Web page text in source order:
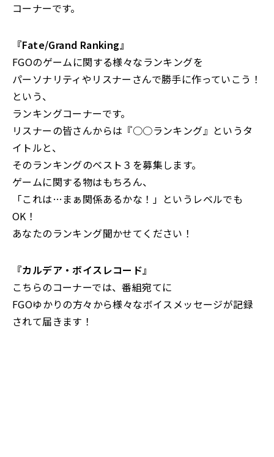
コーナーです。
『Fate/Grand Ranking』
FGOのゲームに関する様々なランキングを
パーソナリティやリスナーさんで勝手に作っていこう！
という、
ランキングコーナーです。
リスナーの皆さんからは『○○ランキング』というタ
イトルと、
そのランキングのベスト３を募集します。
ゲームに関する物はもちろん、
「これは…まぁ関係あるかな！」というレベルでも
OK！
あなたのランキング聞かせてください！
『カルデア・ボイスレコード』
こちらのコーナーでは、番組宛てに
FGOゆかりの方々から様々なボイスメッセージが記録
されて届きます！